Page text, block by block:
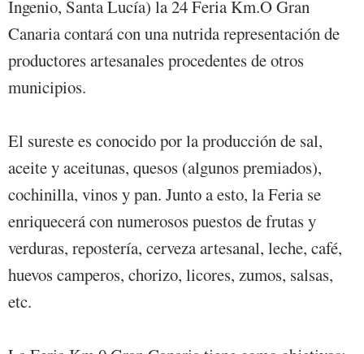
Ingenio, Santa Lucía) la 24 Feria Km.O Gran
Canaria contará con una nutrida representación de
productores artesanales procedentes de otros
municipios.
El sureste es conocido por la producción de sal,
aceite y aceitunas, quesos (algunos premiados),
cochinilla, vinos y pan. Junto a esto, la Feria se
enriquecerá con numerosos puestos de frutas y
verduras, repostería, cerveza artesanal, leche, café,
huevos camperos, chorizo, licores, zumos, salsas,
etc.